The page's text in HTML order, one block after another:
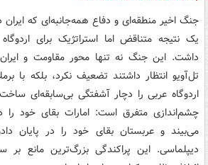
جنگ اخیر منطقه‌ای و دفاع همه‌جانبه‌ای که
یک نتیجه متناقض اما استراتژیک برای
داشت. این جنگ نه تنها محور مقاومت و
تل‌آویو انتظار داشتند تضعیف نکرد، بلکه با
اردوگاه عربی را دچار آشفتگی بی‌سابقه‌ای
چشم‌اندازی متفرق است: امارات بقای خود
می‌بیند و عربستان بقای خود را در پایان
دیپلماسی. این پراکندگی بزرگ‌ترین مانع بر